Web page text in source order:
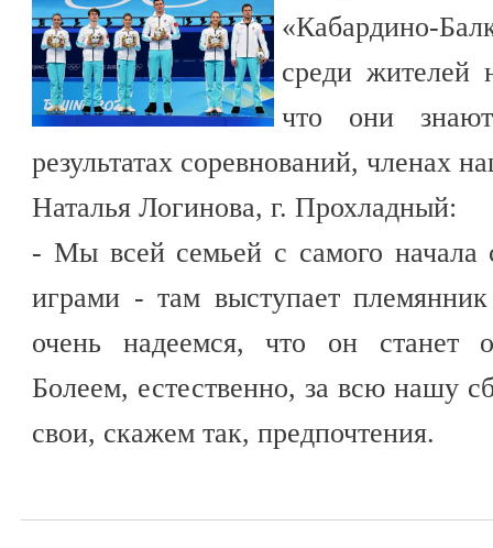
«Кабардино-
среди жителей
что они
результатах соревнований, членах
Наталья Логинова, г. Прохладный:
- Мы всей семьей с самого
играми - там выступает
очень надеемся, что он станет
Болеем, естественно, за всю нашу
свои, скажем так, предпочтения.